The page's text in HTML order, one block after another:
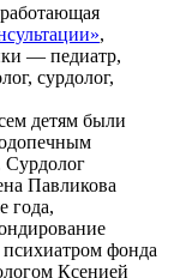
,
— педиатр,
сурдолог,
детям были
Сурдолог
Павликова
года,
психиатром фонда
Ксенией